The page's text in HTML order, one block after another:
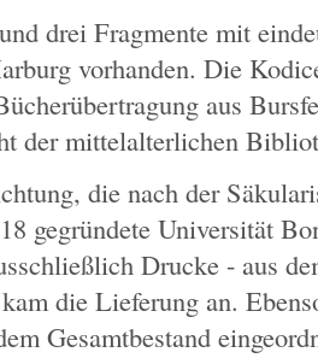
drei Fragmente mit
vorhanden. Die
aus
der mittelalterlichen
die nach der
gegründete Universität
Drucke - aus
die Lieferung an.
Gesamtbestand